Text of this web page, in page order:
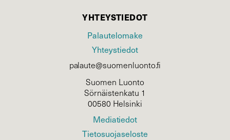
YHTEYSTIEDOT
Palautelomake
Yhteystiedot
palaute@suomenluonto.fi
Suomen Luonto
Sörnäistenkatu 1
00580 Helsinki
Mediatiedot
Tietosuojaseloste